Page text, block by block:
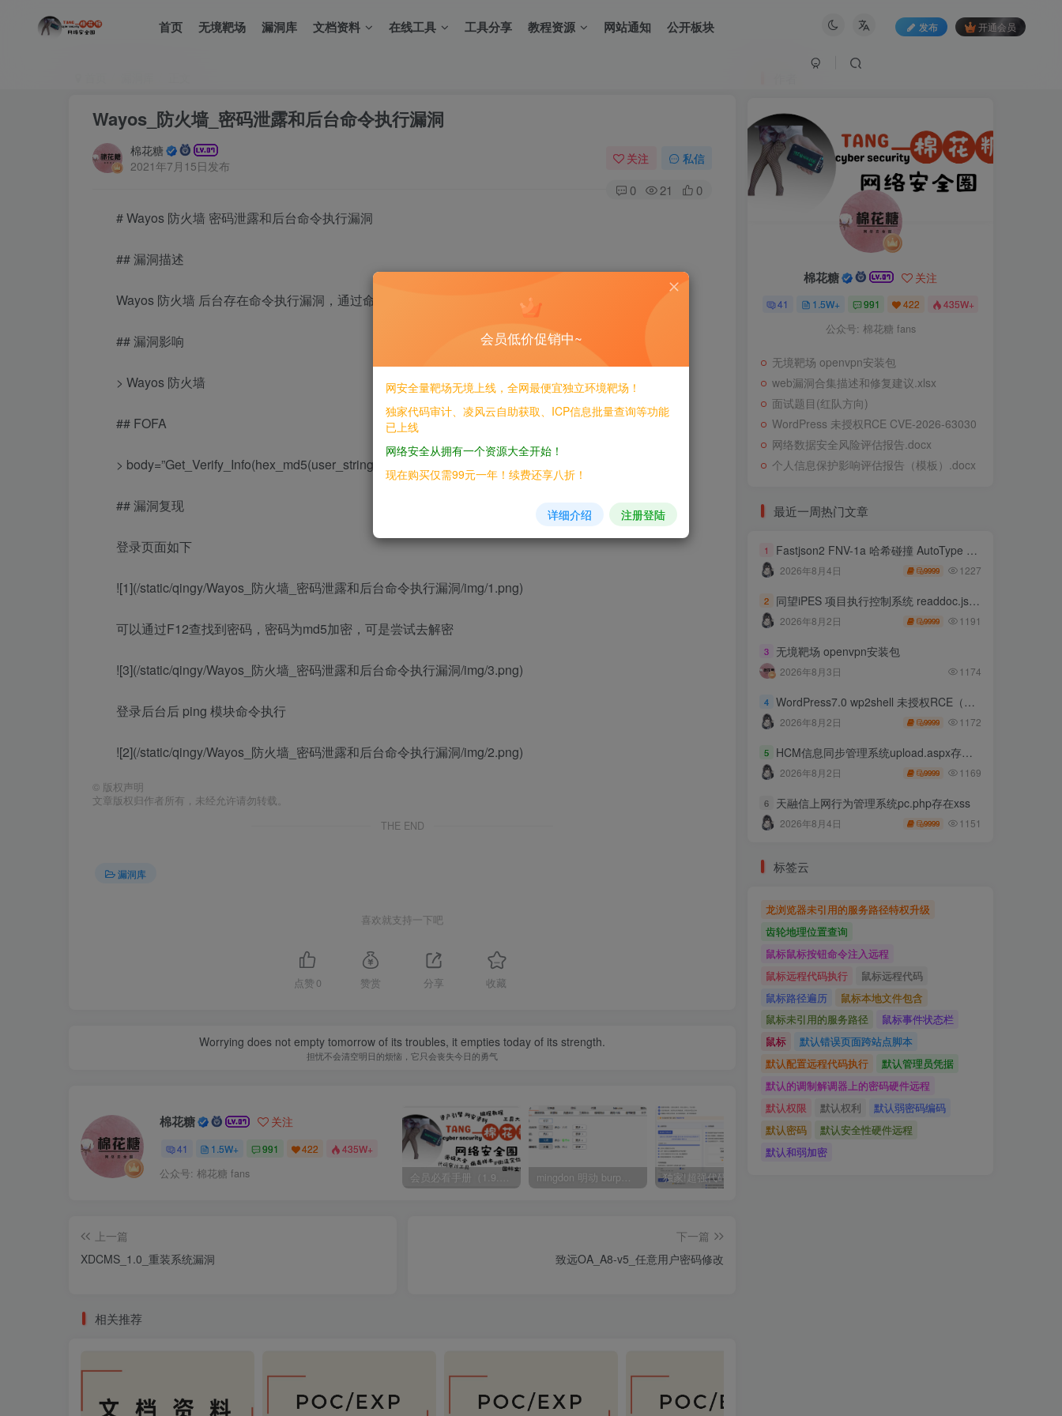
首页 无境靶场 漏洞库 文档资料 在线工具 工具分享 教程资源 网站通知 公开板块 发布 开通会员
Wayos_防火墙_密码泄露和后台命令执行漏洞
棉花糖
2021年7月15日发布
关注 私信
0 21 0
# Wayos 防火墙 密码泄露和后台命令执行漏洞
## 漏洞描述
Wayos 防火墙 后台存在命令执行漏洞，通过命令注入可以执行远程命令
## 漏洞影响
> Wayos 防火墙
## FOFA
> body=”Get_Verify_Info(hex_md5(user_string).”
## 漏洞复现
登录页面如下
![1](/static/qingy/Wayos_防火墙_密码泄露和后台命令执行漏洞/img/1.png)
可以通过F12查找到密码，密码为md5加密，可是尝试去解密
![3](/static/qingy/Wayos_防火墙_密码泄露和后台命令执行漏洞/img/3.png)
登录后台后 ping 模块命令执行
![2](/static/qingy/Wayos_防火墙_密码泄露和后台命令执行漏洞/img/2.png)
© 版权声明
文章版权归作者所有，未经允许请勿转载。
THE END
漏洞库
喜欢就支持一下吧
点赞 0 赞赏 分享 收藏
Worrying does not empty tomorrow of its troubles, it empties today of its strength.
担忧不会清空明日的烦恼，它只会丧失今日的勇气
棉花糖 关注
41 1.5W+ 991 422 435W+
公众号: 棉花糖 fans
上一篇
XDCMS_1.0_重装系统漏洞
下一篇
致远OA_A8-v5_任意用户密码修改
相关推荐
棉花糖 关注
41 1.5W+ 991 422 435W+
公众号: 棉花糖 fans
无境靶场 openvpn安装包
web漏洞合集描述和修复建议.xlsx
面试题目(红队方向)
WordPress 未授权RCE CVE-2026-63030
网络数据安全风险评估报告.docx
个人信息保护影响评估报告（模板）.docx
最近一周热门文章
1 Fastjson2 FNV-1a 哈希碰撞 AutoType 绕过远程代码执行
2026年8月4日 9999 1227
2 同望iPES 项目执行控制系统 readdoc.jsp存在任意文件读取
2026年8月2日 9999 1191
3 无境靶场 openvpn安装包
2026年8月3日 1174
4 WordPress7.0 wp2shell 未授权RCE（CVE-2026-63030 CVE-2026-60137）
2026年8月2日 9999 1172
5 HCM信息同步管理系统upload.aspx存在任意文件上传
2026年8月2日 9999 1169
6 天融信上网行为管理系统pc.php存在xss
2026年8月4日 9999 1151
标签云
龙浏览器未引用的服务路径特权升级
齿轮地理位置查询
鼠标鼠标按钮命令注入远程
鼠标远程代码执行
鼠标远程代码
鼠标路径遍历
鼠标本地文件包含
鼠标未引用的服务路径
鼠标事件状态栏
鼠标
默认错误页面跨站点脚本
默认配置远程代码执行
默认管理员凭据
默认的调制解调器上的密码硬件远程
默认权限
默认权利
默认弱密码编码
默认密码
默认安全性硬件远程
默认和弱加密
会员低价促销中~
网安全量靶场无境上线，全网最便宜独立环境靶场！
独家代码审计、凌风云自助获取、ICP信息批量查询等功能
已上线
网络安全从拥有一个资源大全开始！
现在购买仅需99元一年！续费还享八折！
详细介绍 注册登陆